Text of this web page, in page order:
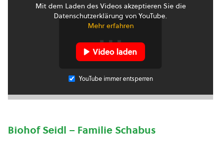
Mit dem Laden des Videos akzeptieren Sie die
Datenschutzerklärung von YouTube.
Mehr erfahren
Video laden
YouTube immer entsperren
Biohof Seidl – Familie Schabus